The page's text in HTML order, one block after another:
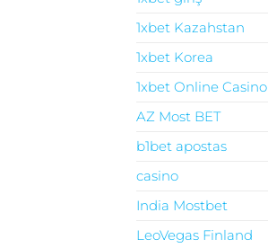
1xbet Kazahstan
1xbet Korea
1xbet Online Casino
AZ Most BET
b1bet apostas
casino
India Mostbet
LeoVegas Finland